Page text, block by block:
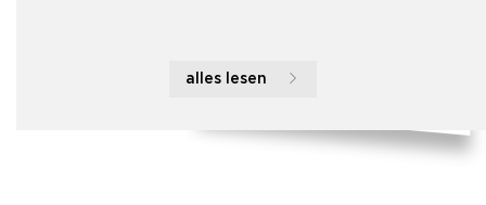
alles lesen